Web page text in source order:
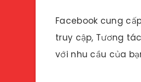
Facebook cung
truy cập, Tương
với nhu cầu của